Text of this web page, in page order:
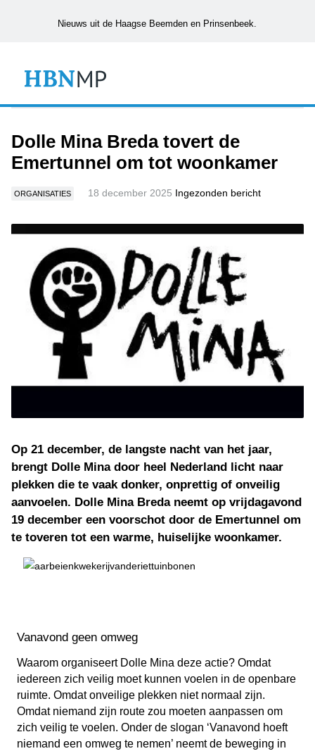
Nieuws uit de Haagse Beemden en Prinsenbeek.
Dolle Mina Breda tovert de
Emertunnel om tot woonkamer
ORGANISATIES 18 december 2025 Ingezonden bericht
Op 21 december, de langste nacht van het jaar,
brengt Dolle Mina door heel Nederland licht naar
plekken die te vaak donker, onprettig of onveilig
aanvoelen. Dolle Mina Breda neemt op vrijdagavond
19 december een voorschot door de Emertunnel om
te toveren tot een warme, huiselijke woonkamer.
Vanavond geen omweg
Waarom organiseert Dolle Mina deze actie? Omdat
iedereen zich veilig moet kunnen voelen in de openbare
ruimte. Omdat onveilige plekken niet normaal zijn.
Omdat niemand zijn route zou moeten aanpassen om
zich veilig te voelen. Onder de slogan ‘Vanavond hoeft
niemand een omweg te nemen’ neemt de beweging in